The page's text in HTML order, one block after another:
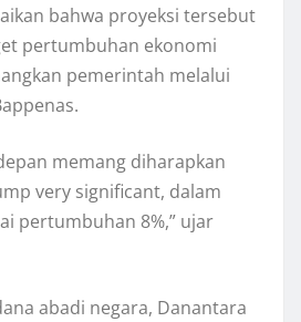
bahwa proyeksi tersebut
pertumbuhan ekonomi
pemerintah melalui
memang diharapkan
very significant, dalam
pertumbuhan 8%,” ujar
abadi negara, Danantara